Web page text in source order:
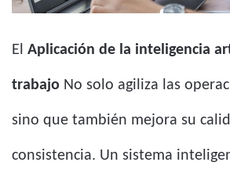
El Aplicación de la inteligencia
trabajo No solo agiliza las
sino que también mejora su
consistencia. Un sistema